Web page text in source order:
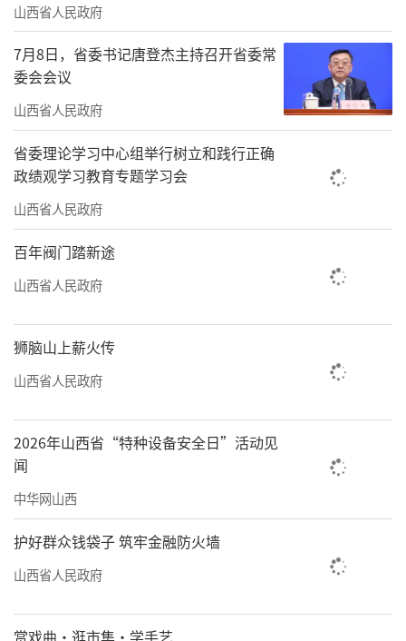
山西省人民政府
7月8日，省委书记唐登杰主持召开省委常
委会会议
山西省人民政府
省委理论学习中心组举行树立和践行正确
政绩观学习教育专题学习会
山西省人民政府
百年阀门踏新途
山西省人民政府
狮脑山上薪火传
山西省人民政府
2026年山西省“特种设备安全日”活动见
闻
中华网山西
护好群众钱袋子 筑牢金融防火墙
山西省人民政府
赏戏曲·逛市集·学手艺